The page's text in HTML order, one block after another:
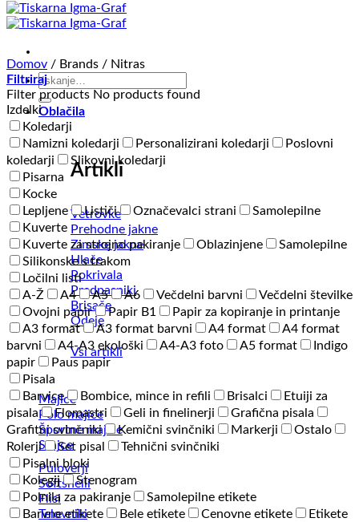
Išči:
Oblačila
Artikli
Vetrovke
Prehodne jakne
Zimske jakne
Hlače
Pokrivala
Predpasniki
Brisače
Odeje
Vsi artikli
Majice
Polo majice
Športne majice
Srajce
Puloverji
Softshelli
Flisi
Telovniki
Domov / Brands / Nitras
Filtriraj
Filter products No products found
Izdelki
Koledarji
Namizni koledarji
Personalizirani koledarji
Poslovni
koledarji
Slikovni koledarji
Pisarna
Kocke
Lepljene
Lističi Označevalci strani
Samolepilne
Kuverte
Kuverte za strojno pakiranje
Oblazinjene
Samolepilne
Silikonske s trakom
Ločilni listi
A-Ž
A4 A5 A6 Večdelni barvni
Večdelni številke
Ovojni papir
Papir B1
Papir za kopiranje in printanje
A3 format
A3 format barvni A4 format
A4 format
barvni
A4-A3 ekološki A4-A3 foto A5 format
Indigo
papir
Paus papir
Pisala
Barvice
Bombice, mince in refili Brisalci
Etuiji za
pisala
Flomastri Geli in finelinerji
Grafična pisala
Grafitni svinčniki
Kemični svinčniki Markerji
Ostalo
Rolerji
Set pisal
Tehnični svinčniki
Pisalni bloki
Kolegij
Stenogram
Polnila za pakiranje
Samolepilne etikete
Barvne etikete
Bele etikete Cenovne etikete
Etikete